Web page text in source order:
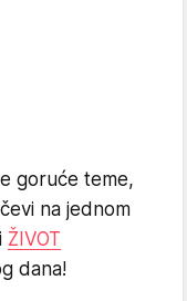
goruće teme,
na jednom
ŽIVOT
dana!